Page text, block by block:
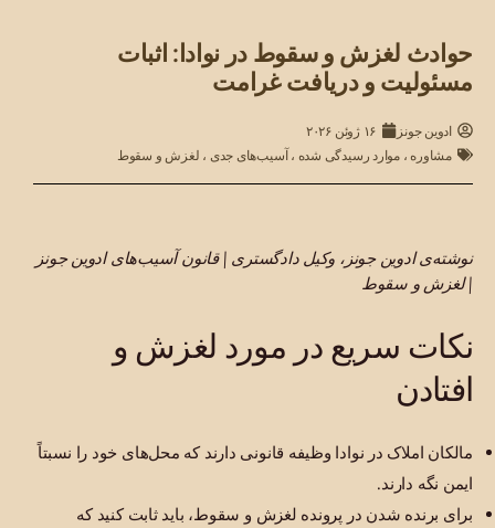
حوادث لغزش و سقوط در نوادا: اثبات
مسئولیت و دریافت غرامت
ادوین جونز
۱۶ ژوئن ۲۰۲۶
مشاوره ، موارد رسیدگی شده ،آسیب‌های جدی ، لغزش و سقوط
نوشته‌ی ادوین جونز، وکیل دادگستری | قانون آسیب‌های ادوین جونز
| لغزش و سقوط
نکات سریع در مورد لغزش و
افتادن
مالکان املاک در نوادا وظیفه قانونی دارند که محل‌های خود را نسبتاً
ایمن نگه دارند.
برای برنده شدن در پرونده لغزش و سقوط، باید ثابت کنید که